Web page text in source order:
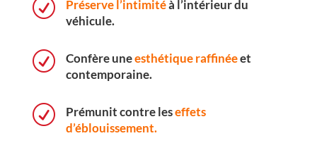
R Préserve l’intimitéà l’intérieur du
véhicule.
R Confère uneesthétique raffinéeet
contemporaine.
R Prémunit contre leseffets
d’éblouissement.